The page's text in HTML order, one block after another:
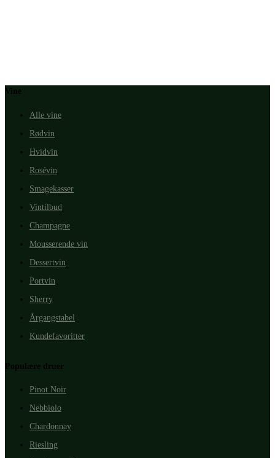
Vine
Alle vine
Rødvin
Hvidvin
Rosévin
Smagekasser
Vintilbud
Champagne
Mousserende vin
Dessertvin
Portvin
Sherry
Årgangstabel
Kundefavoritter
Populære druer
Pinot Noir
Nebbiolo
Chardonnay
Riesling